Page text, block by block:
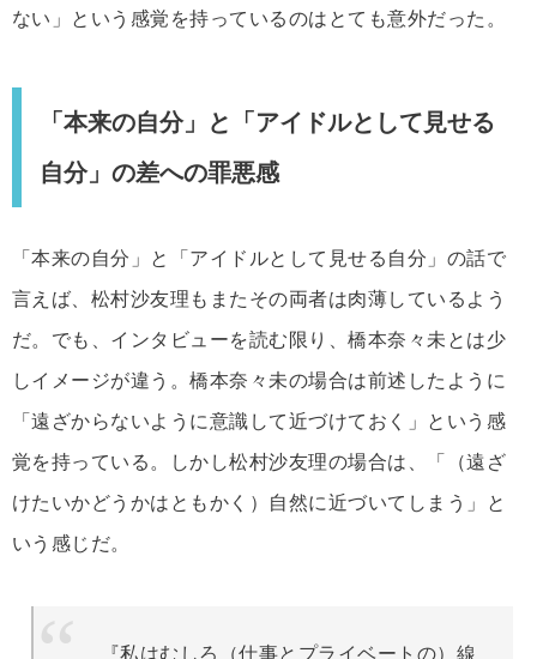
ない」という感覚を持っているのはとても意外だった。
「本来の自分」と「アイドルとして見せる
自分」の差への罪悪感
「本来の自分」と「アイドルとして見せる自分」の話で
言えば、松村沙友理もまたその両者は肉薄しているよう
だ。でも、インタビューを読む限り、橋本奈々未とは少
しイメージが違う。橋本奈々未の場合は前述したように
「遠ざからないように意識して近づけておく」という感
覚を持っている。しかし松村沙友理の場合は、「（遠ざ
けたいかどうかはともかく）自然に近づいてしまう」と
いう感じだ。
『私はむしろ（仕事とプライベートの）線